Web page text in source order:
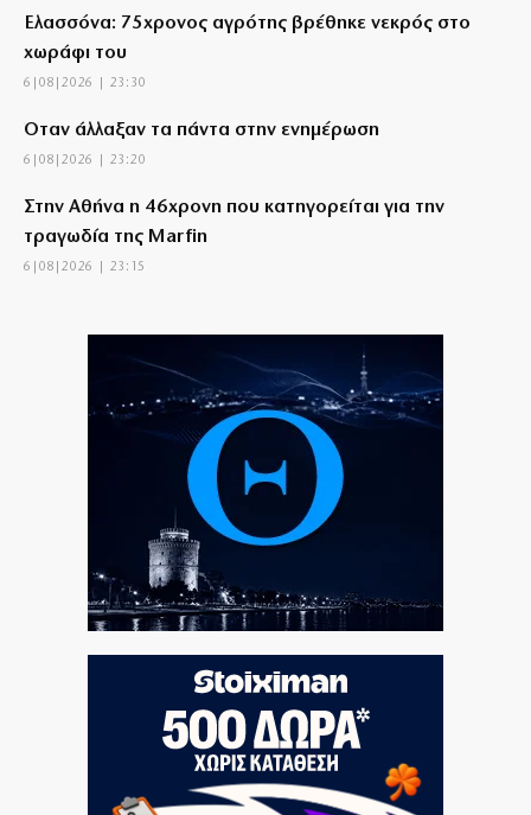
Ελασσόνα: 75χρονος αγρότης βρέθηκε νεκρός στο
χωράφι του
6|08|2026 | 23:30
Όταν άλλαξαν τα πάντα στην ενημέρωση
6|08|2026 | 23:20
Στην Αθήνα η 46χρονη που κατηγορείται για την
τραγωδία της Marfin
6|08|2026 | 23:15
Ο Ορτέγκα αποχαιρέτησε τον Ολυμπιακό και
υπογράφει στη Ρίβερ Πλέιτ
ΟΛΘ: Νέα επένδυση σε σύγχρονο εξοπλισμό – 8 νέα
Straddle Carriers στο λιμάνι
6|08|2026 | 22:50
Όλα για όλα για την ανατροπή ο ΠΑΟΚ
Ιστορική επίσκεψη Ζελένσκι στη Σερβία
Αγιον Ορος: Εικαστικό ταξίδι σιωπής και πίστης